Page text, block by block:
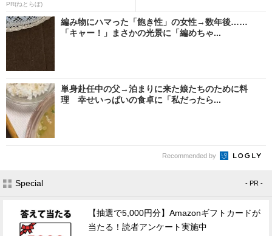
PR(ねとらぼ)
編み物にハマった「飽き性」の女性→数年後……
「キャー！」まさかの光景に「編めちゃ...
単身赴任中の父→泊まりに来た娘たちのために料
理 幸せいっぱいの食卓に「私だったら...
Recommended by
Special - PR -
【抽選で5,000円分】Amazonギフトカードが
当たる！読者アンケート実施中